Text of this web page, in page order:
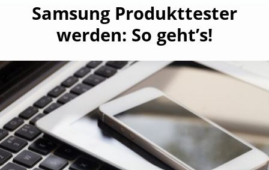
Samsung Produkttester
werden: So geht’s!